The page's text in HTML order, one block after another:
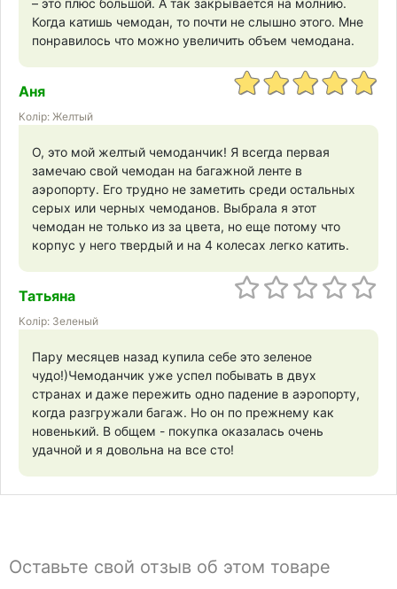
– это плюс большой. А так закрывается на молнию.
Когда катишь чемодан, то почти не слышно этого. Мне
понравилось что можно увеличить объем чемодана.
Аня
Колір: Желтый
О, это мой желтый чемоданчик! Я всегда первая
замечаю свой чемодан на багажной ленте в
аэропорту. Его трудно не заметить среди остальных
серых или черных чемоданов. Выбрала я этот
чемодан не только из за цвета, но еще потому что
корпус у него твердый и на 4 колесах легко катить.
Татьяна
Колір: Зеленый
Пару месяцев назад купила себе это зеленое
чудо!)Чемоданчик уже успел побывать в двух
странах и даже пережить одно падение в аэропорту,
когда разгружали багаж. Но он по прежнему как
новенький. В общем - покупка оказалась очень
удачной и я довольна на все сто!
Оставьте свой отзыв об этом товаре